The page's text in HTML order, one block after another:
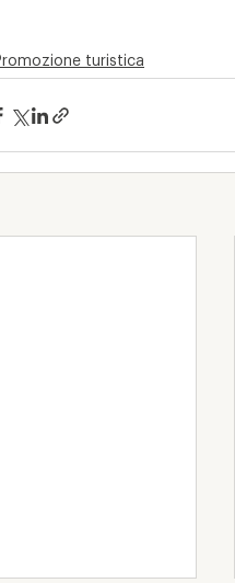
turistica